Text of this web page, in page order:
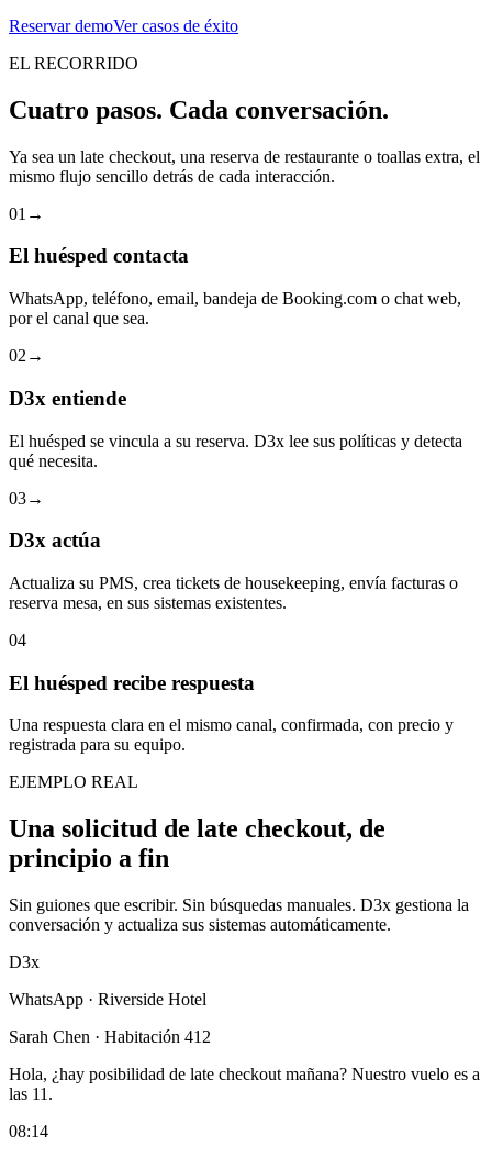
Reservar demoVer casos de éxito
EL RECORRIDO
Cuatro pasos. Cada conversación.
Ya sea un late checkout, una reserva de restaurante o toallas extra, el
mismo flujo sencillo detrás de cada interacción.
01 →
El huésped contacta
WhatsApp, teléfono, email, bandeja de Booking.com o chat web,
por el canal que sea.
02 →
D3x entiende
El huésped se vincula a su reserva. D3x lee sus políticas y detecta
qué necesita.
03→
D3x actúa
Actualiza su PMS, crea tickets de housekeeping, envía facturas o
reserva mesa, en sus sistemas existentes.
04
El huésped recibe respuesta
Una respuesta clara en el mismo canal, confirmada, con precio y
registrada para su equipo.
EJEMPLO REAL
Una solicitud de late checkout, de
principio a fin
Sin guiones que escribir. Sin búsquedas manuales. D3x gestiona la
conversación y actualiza sus sistemas automáticamente.
D3x
WhatsApp · Riverside Hotel
Sarah Chen · Habitación 412
Hola, ¿hay posibilidad de late checkout mañana? Nuestro vuelo es a
las 11.
08:14